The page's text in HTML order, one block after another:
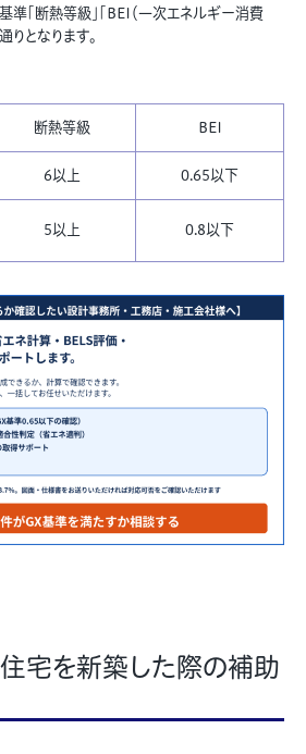
「断熱等級」「BEI（一次エネルギー消費
りとなります。
断熱等級 BEI
6以上 0.65以下
5以上 0.8以下
宅を新築した際の補助